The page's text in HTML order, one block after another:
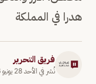
هدرا في المملكة
فريق التحرير
نُشر في الأحد 28 يونيو 2026